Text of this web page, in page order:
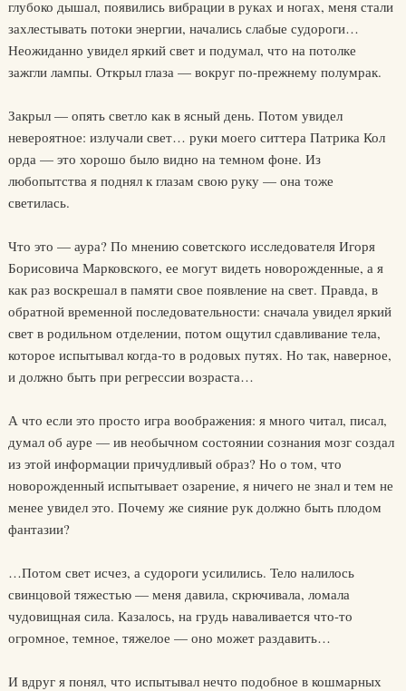
глубоко дышал, появились вибрации в руках и ногах, меня стали
захлестывать потоки энергии, начались слабые судороги…
Неожиданно увидел яркий свет и подумал, что на потолке
зажгли лампы. Открыл глаза — вокруг по-прежнему полумрак.
Закрыл — опять светло как в ясный день. Потом увидел
невероятное: излучали свет… руки моего ситтера Патрика Кол
орда — это хорошо было видно на темном фоне. Из
любопытства я поднял к глазам свою руку — она тоже
светилась.
Что это — аура? По мнению советского исследователя Игоря
Борисовича Марковского, ее могут видеть новорожденные, а я
как раз воскрешал в памяти свое появление на свет. Правда, в
обратной временной последовательности: сначала увидел яркий
свет в родильном отделении, потом ощутил сдавливание тела,
которое испытывал когда-то в родовых путях. Но так, наверное,
и должно быть при регрессии возраста…
А что если это просто игра воображения: я много читал, писал,
думал об ауре — ив необычном состоянии сознания мозг создал
из этой информации причудливый образ? Но о том, что
новорожденный испытывает озарение, я ничего не знал и тем не
менее увидел это. Почему же сияние рук должно быть плодом
фантазии?
…Потом свет исчез, а судороги усилились. Тело налилось
свинцовой тяжестью — меня давила, скрючивала, ломала
чудовищная сила. Казалось, на грудь наваливается что-то
огромное, темное, тяжелое — оно может раздавить…
И вдруг я понял, что испытывал нечто подобное в кошмарных